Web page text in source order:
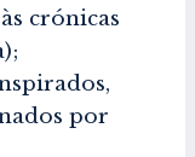
crónicas
por